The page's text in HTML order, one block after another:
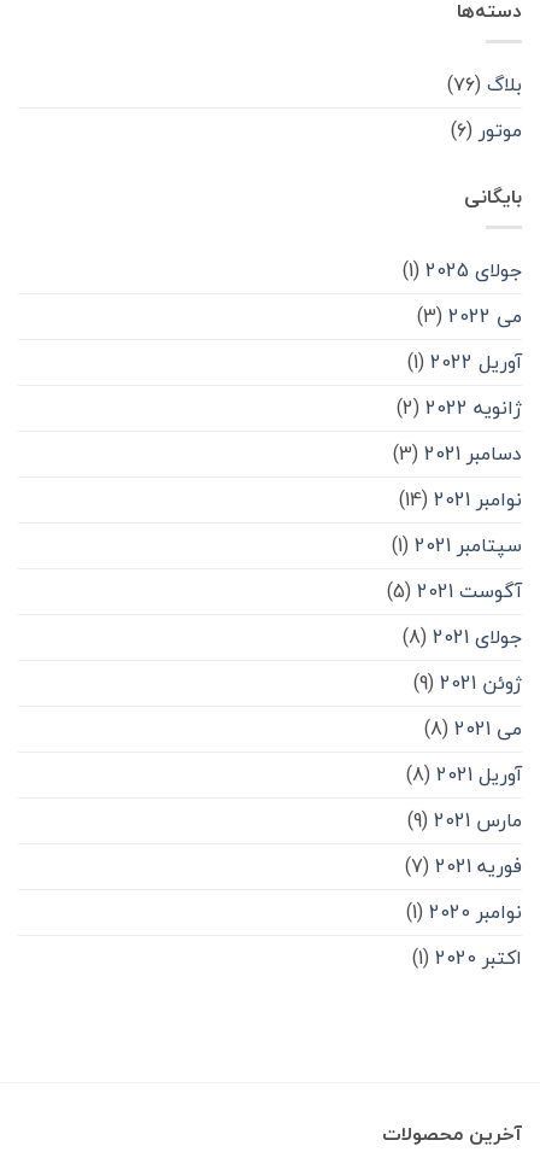
دسته‌ها
بلاگ (۷۶)
موتور (۶)
بایگانی
جولای 2025
(1)
می 2022
(3)
آوریل 2022
(1)
ژانویه 2022
(2)
دسامبر 2021
(3)
نوامبر 2021
(14)
سپتامبر 2021
(1)
آگوست 2021
(5)
جولای 2021
(8)
ژوئن 2021
(9)
می 2021
(8)
آوریل 2021
(8)
مارس 2021
(9)
فوریه 2021
(7)
نوامبر 2020
(1)
اکتبر 2020
(1)
آخرین محصولات